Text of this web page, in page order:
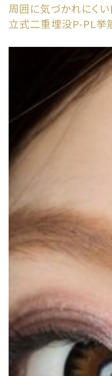
周囲に気づかれにく
立式二重埋没P-PL挙